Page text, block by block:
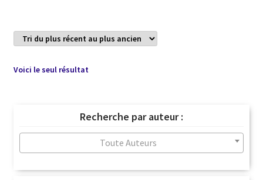
Voici le seul résultat
Recherche par auteur :
Toute Auteurs